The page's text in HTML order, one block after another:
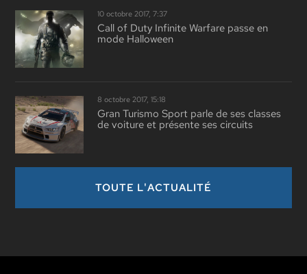
10 octobre 2017, 7:37
Call of Duty Infinite Warfare passe en
mode Halloween
8 octobre 2017, 15:18
Gran Turismo Sport parle de ses classes
de voiture et présente ses circuits
TOUTE L'ACTUALITÉ